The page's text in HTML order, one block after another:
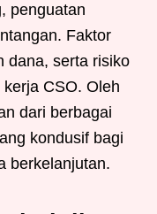
penguatan
Faktor
dana, serta risiko
CSO. Oleh
dari berbagai
kondusif bagi
berkelanjutan.